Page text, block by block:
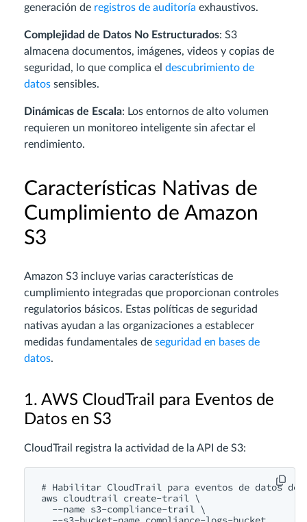
generación de registros de auditoría exhaustivos.
Complejidad de Datos No Estructurados: S3
almacena documentos, imágenes, videos y copias de
seguridad, lo que complica el descubrimiento de
datos sensibles.
Dinámicas de Escala: Los entornos de alto volumen
requieren un monitoreo inteligente sin afectar el
rendimiento.
Características Nativas de
Cumplimiento de Amazon
S3
Amazon S3 incluye varias características de
cumplimiento integradas que proporcionan controles
regulatorios básicos. Estas políticas de seguridad
nativas ayudan a las organizaciones a establecer
medidas fundamentales de seguridad en bases de
datos.
1. AWS CloudTrail para Eventos de
Datos en S3
CloudTrail registra la actividad de la API de S3:
# Habilitar CloudTrail para eventos de datos de
aws cloudtrail create-trail \
  --name s3-compliance-trail \